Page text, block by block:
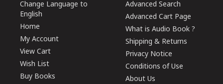
Change Language to
English
Home
My Account
View Cart
Wish List
Buy Books
Advanced Search
Advanced Cart Page
What is Audio Book ?
Shipping & Returns
Privacy Notice
Conditions of Use
About Us